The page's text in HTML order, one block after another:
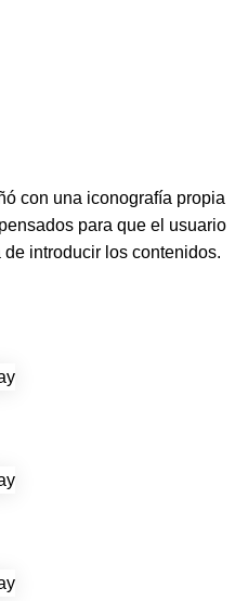
con una iconografía propia
​​para que el usuario
introducir los contenidos.